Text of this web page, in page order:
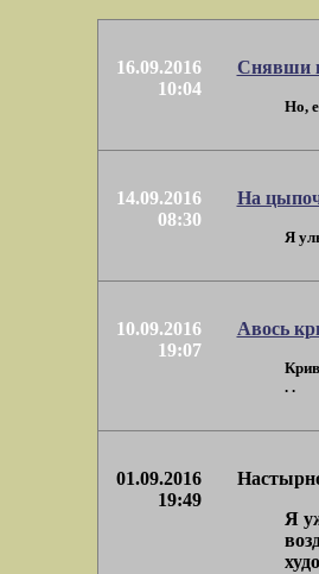
16.09.2016
10:04
Снявши
Но,
14.09.2016
08:30
На
Я
10.09.2016
19:07
Авось
. .
01.09.2016
19:49
Я